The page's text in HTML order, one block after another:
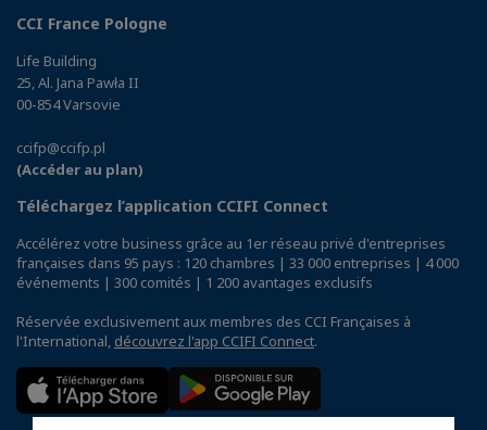
CCI France Pologne
Life Building
25, Al. Jana Pawła II
00-854 Varsovie
ccifp@ccifp.pl
(Accéder au plan)
Téléchargez l’application CCIFI Connect
Accélérez votre business grâce au 1er réseau privé d'entreprises
françaises dans 95 pays : 120 chambres | 33 000 entreprises | 4 000
événements | 300 comités | 1 200 avantages exclusifs
Réservée exclusivement aux membres des CCI Françaises à
l'International, découvrez l'app CCIFI Connect.